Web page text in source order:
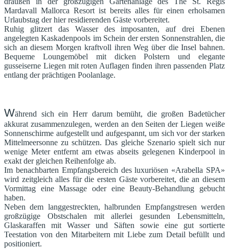
Mardavall Mallorca Resort ist bereits alles für einen erholsamen
Urlaubstag der hier residierenden Gäste vorbereitet.
Ruhig glitzert das Wasser des imposanten, auf drei Ebenen
angelegten Kaskadenpools im Schein der ersten Sonnenstrahlen, die
sich an diesem Morgen kraftvoll ihren Weg über die Insel bahnen.
Bequeme Loungemöbel mit dicken Polstern und elegante
gusseiserne Liegen mit roten Auflagen finden ihren passenden Platz
entlang der prächtigen Poolanlage.
Während sich ein Herr darum bemüht, die großen Badetücher
akkurat zusammenzulegen, werden an den Seiten der Liegen weiße
Sonnenschirme aufgestellt und aufgespannt, um sich vor der starken
Mittelmeersonne zu schützen. Das gleiche Szenario spielt sich nur
wenige Meter entfernt am etwas abseits gelegenen Kinderpool in
exakt der gleichen Reihenfolge ab.
Im benachbarten Empfangsbereich des luxuriösen «Arabella SPA»
wird zeitgleich alles für die ersten Gäste vorbereitet, die an diesem
Vormittag eine Massage oder eine Beauty-Behandlung gebucht
haben.
Neben dem langgestreckten, halbrunden Empfangstresen werden
großzügige Obstschalen mit allerlei gesunden Lebensmitteln,
Glaskaraffen mit Wasser und Säften sowie eine gut sortierte
Teestation von den Mitarbeitern mit Liebe zum Detail befüllt und
positioniert.